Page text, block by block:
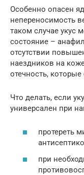
Особенно опасен
непереносимость
таком случае укус
состояние –
отсутствии
наездников на
отечность,
Что делать, если
универсален при
протереть
при